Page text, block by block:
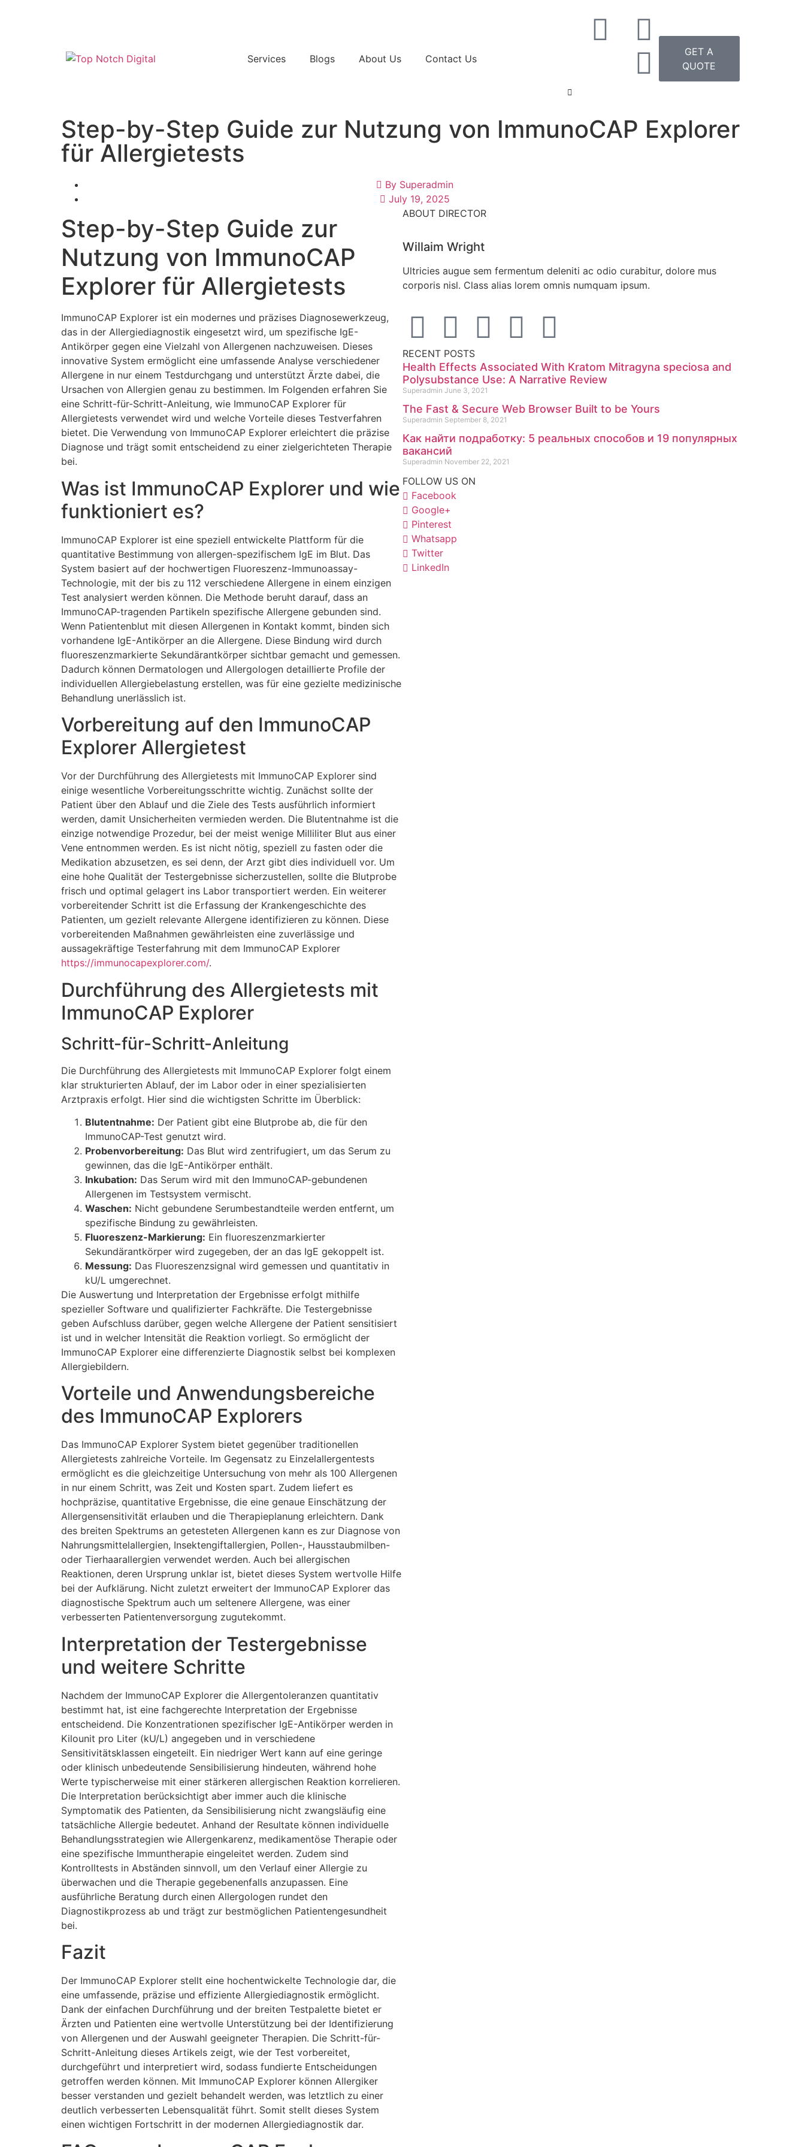
Services Blogs About Us Contact Us
GET A
QUOTE
Step-by-Step Guide zur Nutzung von ImmunoCAP Explorer
für Allergietests
BySuperadmin
July 19, 2025
Step-by-Step Guide zur
Nutzung von ImmunoCAP
Explorer für Allergietests
ImmunoCAP Explorer ist ein modernes und präzises Diagnosewerkzeug,
das in der Allergiediagnostik eingesetzt wird, um spezifische IgE-
Antikörper gegen eine Vielzahl von Allergenen nachzuweisen. Dieses
innovative System ermöglicht eine umfassende Analyse verschiedener
Allergene in nur einem Testdurchgang und unterstützt Ärzte dabei, die
Ursachen von Allergien genau zu bestimmen. Im Folgenden erfahren Sie
eine Schritt-für-Schritt-Anleitung, wie ImmunoCAP Explorer für
Allergietests verwendet wird und welche Vorteile dieses Testverfahren
bietet. Die Verwendung von ImmunoCAP Explorer erleichtert die präzise
Diagnose und trägt somit entscheidend zu einer zielgerichteten Therapie
bei.
Was ist ImmunoCAP Explorer und wie
funktioniert es?
ImmunoCAP Explorer ist eine speziell entwickelte Plattform für die
quantitative Bestimmung von allergen-spezifischem IgE im Blut. Das
System basiert auf der hochwertigen Fluoreszenz-Immunoassay-
Technologie, mit der bis zu 112 verschiedene Allergene in einem einzigen
Test analysiert werden können. Die Methode beruht darauf, dass an
ImmunoCAP-tragenden Partikeln spezifische Allergene gebunden sind.
Wenn Patientenblut mit diesen Allergenen in Kontakt kommt, binden sich
vorhandene IgE-Antikörper an die Allergene. Diese Bindung wird durch
fluoreszenzmarkierte Sekundärantkörper sichtbar gemacht und gemessen.
Dadurch können Dermatologen und Allergologen detaillierte Profile der
individuellen Allergiebelastung erstellen, was für eine gezielte medizinische
Behandlung unerlässlich ist.
Vorbereitung auf den ImmunoCAP
Explorer Allergietest
Vor der Durchführung des Allergietests mit ImmunoCAP Explorer sind
einige wesentliche Vorbereitungsschritte wichtig. Zunächst sollte der
Patient über den Ablauf und die Ziele des Tests ausführlich informiert
werden, damit Unsicherheiten vermieden werden. Die Blutentnahme ist die
einzige notwendige Prozedur, bei der meist wenige Milliliter Blut aus einer
Vene entnommen werden. Es ist nicht nötig, speziell zu fasten oder die
Medikation abzusetzen, es sei denn, der Arzt gibt dies individuell vor. Um
eine hohe Qualität der Testergebnisse sicherzustellen, sollte die Blutprobe
frisch und optimal gelagert ins Labor transportiert werden. Ein weiterer
vorbereitender Schritt ist die Erfassung der Krankengeschichte des
Patienten, um gezielt relevante Allergene identifizieren zu können. Diese
vorbereitenden Maßnahmen gewährleisten eine zuverlässige und
aussagekräftige Testerfahrung mit dem ImmunoCAP Explorer
https://immunocapexplorer.com/.
Durchführung des Allergietests mit
ImmunoCAP Explorer
Schritt-für-Schritt-Anleitung
Die Durchführung des Allergietests mit ImmunoCAP Explorer folgt einem
klar strukturierten Ablauf, der im Labor oder in einer spezialisierten
Arztpraxis erfolgt. Hier sind die wichtigsten Schritte im Überblick:
Blutentnahme: Der Patient gibt eine Blutprobe ab, die für den
ImmunoCAP-Test genutzt wird.
Probenvorbereitung: Das Blut wird zentrifugiert, um das Serum zu
gewinnen, das die IgE-Antikörper enthält.
Inkubation: Das Serum wird mit den ImmunoCAP-gebundenen
Allergenen im Testsystem vermischt.
Waschen: Nicht gebundene Serumbestandteile werden entfernt, um
spezifische Bindung zu gewährleisten.
Fluoreszenz-Markierung: Ein fluoreszenzmarkierter
Sekundärantkörper wird zugegeben, der an das IgE gekoppelt ist.
Messung: Das Fluoreszenzsignal wird gemessen und quantitativ in
kU/L umgerechnet.
Die Auswertung und Interpretation der Ergebnisse erfolgt mithilfe
spezieller Software und qualifizierter Fachkräfte. Die Testergebnisse
geben Aufschluss darüber, gegen welche Allergene der Patient sensitisiert
ist und in welcher Intensität die Reaktion vorliegt. So ermöglicht der
ImmunoCAP Explorer eine differenzierte Diagnostik selbst bei komplexen
Allergiebildern.
Vorteile und Anwendungsbereiche
des ImmunoCAP Explorers
Das ImmunoCAP Explorer System bietet gegenüber traditionellen
Allergietests zahlreiche Vorteile. Im Gegensatz zu Einzelallergentests
ermöglicht es die gleichzeitige Untersuchung von mehr als 100 Allergenen
in nur einem Schritt, was Zeit und Kosten spart. Zudem liefert es
hochpräzise, quantitative Ergebnisse, die eine genaue Einschätzung der
Allergensensitivität erlauben und die Therapieplanung erleichtern. Dank
des breiten Spektrums an getesteten Allergenen kann es zur Diagnose von
Nahrungsmittelallergien, Insektengiftallergien, Pollen-, Hausstaubmilben-
oder Tierhaarallergien verwendet werden. Auch bei allergischen
Reaktionen, deren Ursprung unklar ist, bietet dieses System wertvolle Hilfe
bei der Aufklärung. Nicht zuletzt erweitert der ImmunoCAP Explorer das
diagnostische Spektrum auch um seltenere Allergene, was einer
verbesserten Patientenversorgung zugutekommt.
Interpretation der Testergebnisse
und weitere Schritte
Nachdem der ImmunoCAP Explorer die Allergentoleranzen quantitativ
bestimmt hat, ist eine fachgerechte Interpretation der Ergebnisse
entscheidend. Die Konzentrationen spezifischer IgE-Antikörper werden in
Kilounit pro Liter (kU/L) angegeben und in verschiedene
Sensitivitätsklassen eingeteilt. Ein niedriger Wert kann auf eine geringe
oder klinisch unbedeutende Sensibilisierung hindeuten, während hohe
Werte typischerweise mit einer stärkeren allergischen Reaktion korrelieren.
Die Interpretation berücksichtigt aber immer auch die klinische
Symptomatik des Patienten, da Sensibilisierung nicht zwangsläufig eine
tatsächliche Allergie bedeutet. Anhand der Resultate können individuelle
Behandlungsstrategien wie Allergenkarenz, medikamentöse Therapie oder
eine spezifische Immuntherapie eingeleitet werden. Zudem sind
Kontrolltests in Abständen sinnvoll, um den Verlauf einer Allergie zu
überwachen und die Therapie gegebenenfalls anzupassen. Eine
ausführliche Beratung durch einen Allergologen rundet den
Diagnostikprozess ab und trägt zur bestmöglichen Patientengesundheit
bei.
Fazit
Der ImmunoCAP Explorer stellt eine hochentwickelte Technologie dar, die
eine umfassende, präzise und effiziente Allergiediagnostik ermöglicht.
Dank der einfachen Durchführung und der breiten Testpalette bietet er
Ärzten und Patienten eine wertvolle Unterstützung bei der Identifizierung
von Allergenen und der Auswahl geeigneter Therapien. Die Schritt-für-
Schritt-Anleitung dieses Artikels zeigt, wie der Test vorbereitet,
durchgeführt und interpretiert wird, sodass fundierte Entscheidungen
getroffen werden können. Mit ImmunoCAP Explorer können Allergiker
besser verstanden und gezielt behandelt werden, was letztlich zu einer
deutlich verbesserten Lebensqualität führt. Somit stellt dieses System
einen wichtigen Fortschritt in der modernen Allergiediagnostik dar.
ABOUT DIRECTOR
Willaim Wright
Ultricies augue sem fermentum deleniti ac odio curabitur, dolore mus
corporis nisl. Class alias lorem omnis numquam ipsum.
RECENT POSTS
Health Effects Associated With Kratom Mitragyna speciosa and
Polysubstance Use: A Narrative Review
Superadmin June 3, 2021
The Fast & Secure Web Browser Built to be Yours
Superadmin September 8, 2021
Как найти подработку: 5 реальных способов и 19 популярных
вакансий
Superadmin November 22, 2021
FOLLOW US ON
Facebook
Google+
Pinterest
Whatsapp
Twitter
LinkedIn